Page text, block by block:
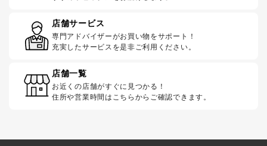
店舗サービス
専門アドバイザーがお買い物をサポート！
充実したサービスを是非ご利用ください。
店舗一覧
お近くの店舗がすぐに見つかる！
住所や営業時間はこちらからご確認できます。